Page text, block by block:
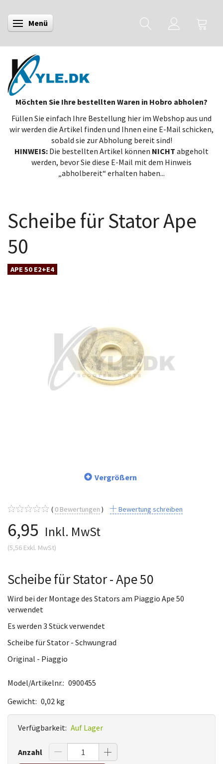
Anzeige ändern
Menü
Möchten Sie Ihre bestellten Waren in Hobro abholen?
Füllen Sie einfach Ihre Bestellung hier im Webshop aus und
wir werden die Artikel finden und Ihnen eine E-Mail schicken,
sobald sie zur Abholung bereit sind!
HINWEIS: Die bestellten Artikel können NICHT abgeholt
werden, bevor Sie diese E-Mail mit dem Hinweis
„abholbereit“ erhalten haben...
Scheibe für Stator Ape
50
APE 50 E2+E4
Vergrößern
0 Bewertungen Bewertung schreiben
6,95 Inkl. MwSt
(5,56 Exkl. MwSt)
Scheibe für Stator - Ape 50
Wird bei der Montage des Stators am Piaggio Ape 50
verwendet
Es werden 3 Stück verwendet
Scheibe für Stator - Schwungrad
Original - Piaggio
Model/Artikelnr.: 0900455
Gewicht: 0,02 kg
Verfügbarkeit: Auf Lager
Anzahl